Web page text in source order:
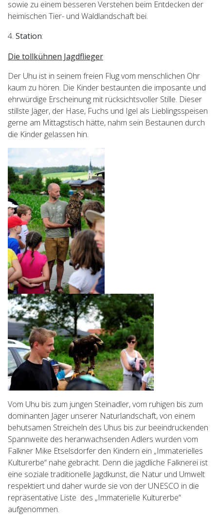
sowie zu einem besseren Verstehen beim Entdecken der
heimischen Tier- und Waldlandschaft bei.
Station:
Die tollkühnen Jagdflieger
Der Uhu ist in seinem freien Flug vom menschlichen Ohr
kaum zu hören. Die Kinder bestaunten die imposante und
ehrwürdige Erscheinung mit rücksichtsvoller Stille. Dieser
stillste Jäger, der Hase, Fuchs und Igel als Lieblingsspeisen
gerne am Mittagstisch hätte, nahm sein Bestaunen durch
die Kinder gelassen hin.
Vom Uhu bis zum jungen Steinadler, vom ruhigen bis zum
dominanten Jäger unserer Naturlandschaft, von einem
behutsamen Streicheln des Uhus bis zur beeindruckenden
Spannweite des heranwachsenden Adlers wurden vom
Falkner Mike Etselsdorfer den Kindern ein „Immaterielles
Kulturerbe“ nahe gebracht. Denn die jagdliche Falknerei ist
eine soziale traditionelle Jagdkunst, die Natur und Umwelt
respektiert und daher wurde sie von der UNESCO in die
repräsentative Liste des „Immaterielle Kulturerbe“
aufgenommen.